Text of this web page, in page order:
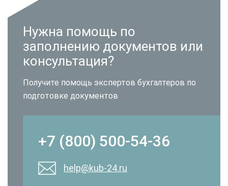
Нужна помощь по
заполнению документов или
консультация?
Получите помощь экспертов бухгалтеров по
подготовке документов
+7 (800) 500-54-36
help@kub-24.ru